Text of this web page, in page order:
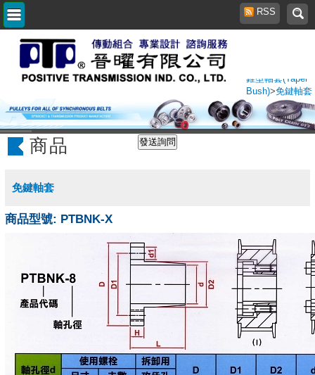
RSS
錐型軸套(Taper
Bush)>免鍵軸套
商品
免鍵軸套
商品型號: PTBNK-X